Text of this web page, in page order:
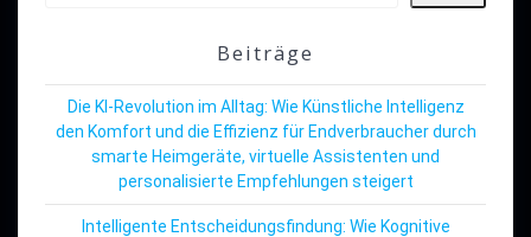
Beiträge
Die KI-Revolution im Alltag: Wie Künstliche Intelligenz
den Komfort und die Effizienz für Endverbraucher durch
smarte Heimgeräte, virtuelle Assistenten und
personalisierte Empfehlungen steigert
Intelligente Entscheidungsfindung: Wie Kognitive